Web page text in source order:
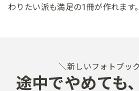
わりたい派も​満足の​1冊が​作れます。​
新しいフォトブッ
途中で​やめても